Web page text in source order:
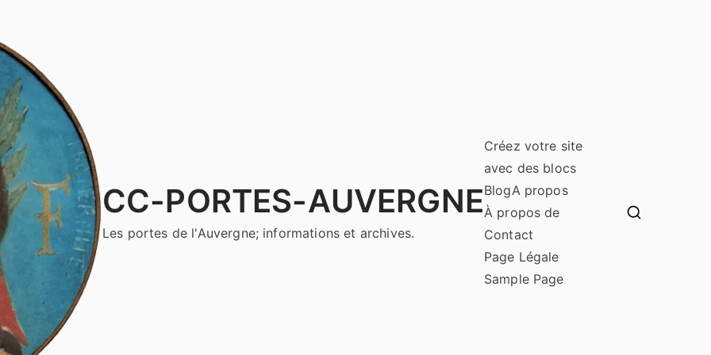
CC-PORTES-AUVERGNE
Les portes de l'Auvergne; informations et archives.
Créez votre site
avec des blocs
BlogA propos
À propos de
Contact
Page Légale
Sample Page